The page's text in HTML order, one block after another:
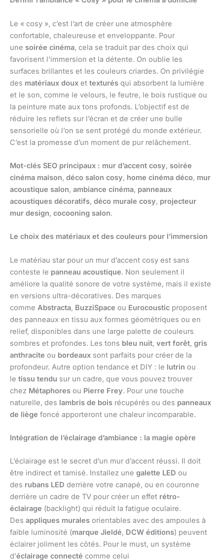
Le « cosy », c’est l’art de créer une atmosphère
confortable, chaleureuse et enveloppante. Pour
une soirée cinéma, cela se traduit par des choix qui
favorisent l’immersion et la détente. On oublie les
surfaces brillantes et les couleurs criardes. On privilégie
des matériaux doux et texturés qui absorbent la lumière
et le son, comme le velours, le feutre, le bois rustique ou
la peinture mate aux tons profonds. L’objectif est de
réduire les reflets sur l’écran et de créer une bulle
sensorielle où l’on se sent protégé du monde extérieur.
C’est la promesse d’un moment de pur relâchement.
Mot-clés SEO principaux : mur d’accent cosy, soirée
cinéma maison, déco salon cosy, home cinéma déco, mur
acoustique salon, ambiance cinéma, panneaux
acoustiques décoratifs, déco murale cosy, projecteur
mur design, cocooning salon.
Le choix des matériaux et des couleurs pour l’immersion
Le matériau star pour un mur d’accent cosy est sans
conteste le panneau acoustique. Non seulement il
améliore la qualité sonore de votre système, mais il existe
en versions ultra-décoratives. Des marques
comme Abstracta, BuzziSpace ou Eurocoustic proposent
des panneaux en tissu aux formes géométriques ou en
relief, disponibles dans une large palette de couleurs
sombres et profondes. Les tons bleu nuit, vert forêt, gris
anthracite ou bordeaux sont parfaits pour créer de la
profondeur. Autre option tendance et DIY : le lutrin ou
le tissu tendu sur un cadre, que vous pouvez trouver
chez Métaphores ou Pierre Frey. Pour une touche
naturelle, des lambris de bois récupérés ou des panneaux
de liège foncé apporteront une chaleur incomparable.
Intégration de l’éclairage d’ambiance : la magie opère
L’éclairage est le secret d’un mur d’accent réussi. Il doit
être indirect et tamisé. Installez une galette LED ou
des rubans LED derrière votre canapé, ou en couronne
derrière un cadre de TV pour créer un effet rétro-
éclairage (backlight) qui réduit la fatigue oculaire.
Des appliques murales orientables avec des ampoules à
faible luminosité (marque Jieldé, DCW éditions) peuvent
éclairer joliment les côtés. Pour le must, un système
d’éclairage connecté comme celui